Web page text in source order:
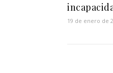
19 de enero de